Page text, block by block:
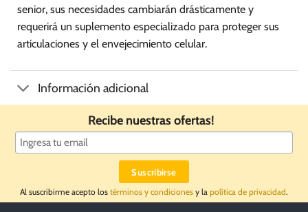
senior, sus necesidades cambiarán drásticamente y
requerirá un suplemento especializado para proteger sus
articulaciones y el envejecimiento celular.
Información adicional
Recibe nuestras ofertas!
Al suscribirme acepto los términos y condiciones y la política de privacidad.